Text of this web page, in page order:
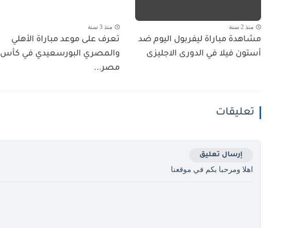
منذ 2 سنة
مشاهدة مباراة ليفربول اليوم ضد
أستون فيلا في الدورى الاجليزى
منذ 3 سنة
تعرف على موعد مباراة الأهلي
والمصري البورسعيدي في كأس
مصر...
تعليقات
إرسال تعليق
اهلا ومرحبا بكم في موقعنا